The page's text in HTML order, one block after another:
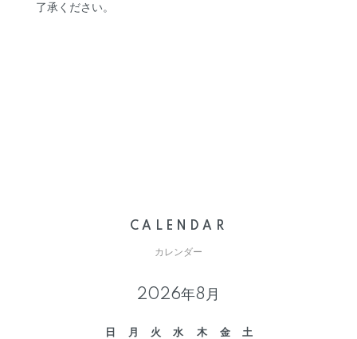
了承ください。
CALENDAR
カレンダー
2026年8月
日 月 火 水 木 金 土